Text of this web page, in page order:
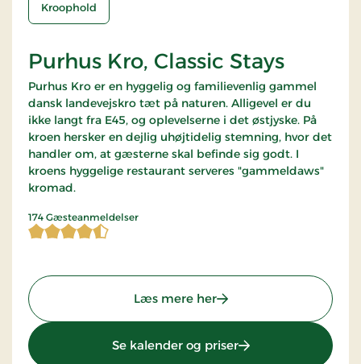
Kroophold
Purhus Kro, Classic Stays
Purhus Kro er en hyggelig og familievenlig gammel
dansk landevejskro tæt på naturen. Alligevel er du
ikke langt fra E45, og oplevelserne i det østjyske. På
kroen hersker en dejlig uhøjtidelig stemning, hvor det
handler om, at gæsterne skal befinde sig godt. I
kroens hyggelige restaurant serveres "gammeldaws"
kromad.
174 Gæsteanmeldelser
4,698276 af 5 stjerner
Læs mere her: Purhus Kro, Classic
Se kalender og priser: Purhus Kro, Classic